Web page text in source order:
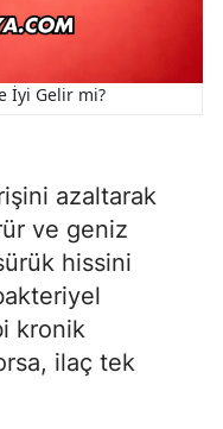
İyi Gelir mi?
azaltarak
ve geniz
hissini
kronik
ilaç tek